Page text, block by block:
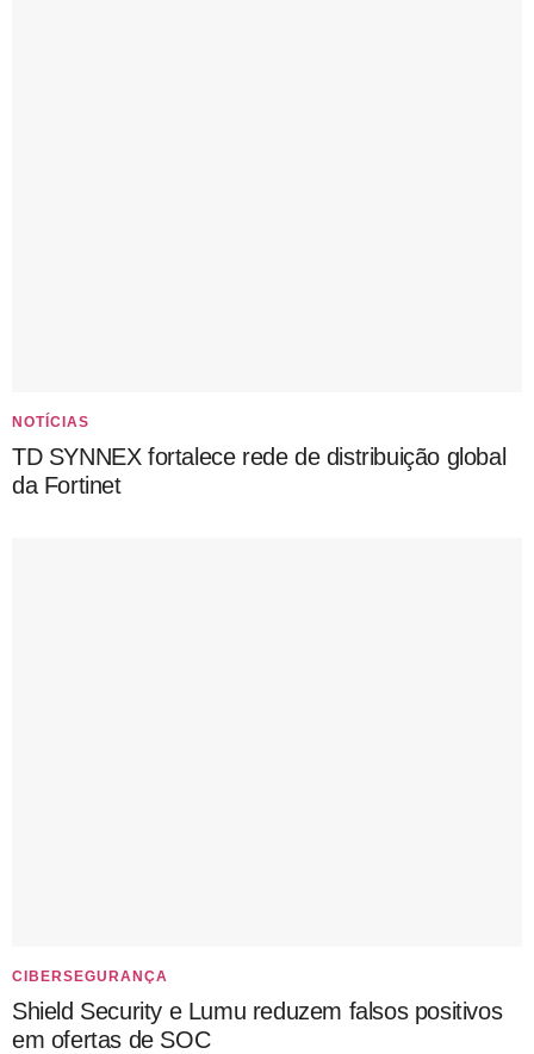
NOTÍCIAS
TD SYNNEX fortalece rede de distribuição global
da Fortinet
CIBERSEGURANÇA
Shield Security e Lumu reduzem falsos positivos
em ofertas de SOC